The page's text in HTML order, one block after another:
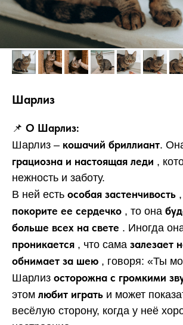
Шарлиз
📌 О Шарлиз:
Шарлиз – кошачий бриллиант.
грациозна и настоящая леди ,
нежность и заботу.
В ней есть особая застенчивость
покорите ее сердечко , то она
больше всех на свете . Иногда
проникается , что сама залезает
обнимает за шею , говоря: «Ты
Шарлиз осторожна с громкими
этом любит играть и может
весёлую сторону, когда у неё